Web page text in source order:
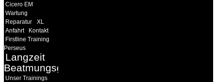
Cicero EM
Wartung
Reparatur
XL
Anfahrt
Kontakt
Firstline Training
Perseus
Langzeit
Beatmungsgeräte
Unser Trainings